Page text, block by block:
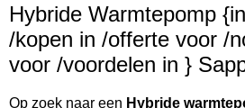
Hybride Warmtepomp
/kopen in /offerte voor /
voor /voordelen in }
Op zoek naar een Hybride